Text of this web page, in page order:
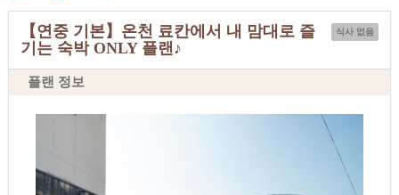
식사 없음
【연중 기본】온천 료칸에서 내 맘대로 즐
기는 숙박 ONLY 플랜♪
플랜 정보